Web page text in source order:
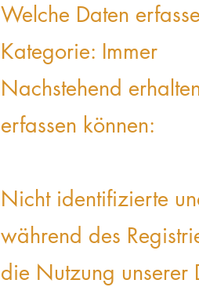
Welche Daten
Kategorie: Immer
Nachstehend
erfassen können:
Nicht identifizierte
während des
die Nutzung unserer